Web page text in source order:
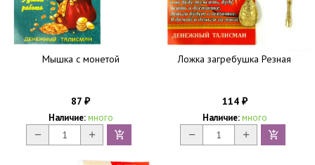
Мышка с монетой
87 ₽
Наличие: много
Ложка загребушка Резная
114 ₽
Наличие: много